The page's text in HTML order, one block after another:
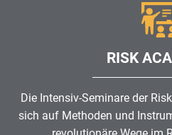
RISK
Die Intensiv-Seminare der
sich auf Methoden und